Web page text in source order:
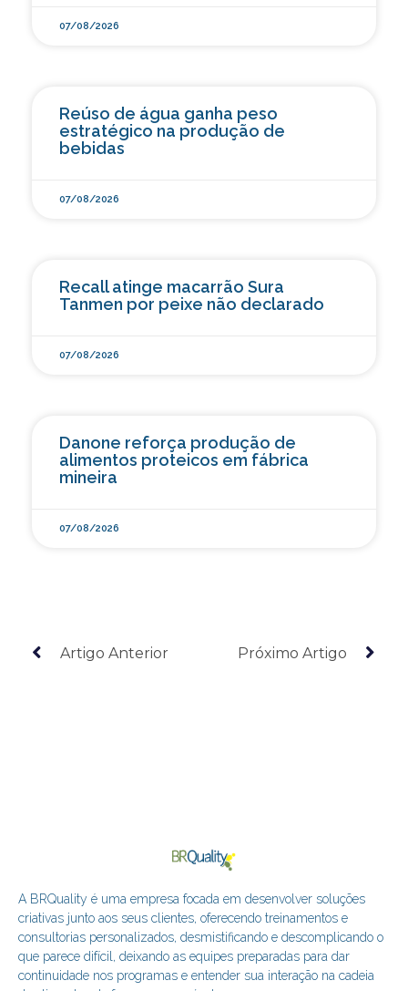
07/08/2026
Reúso de água ganha peso
estratégico na produção de
bebidas
07/08/2026
Recall atinge macarrão Sura
Tanmen por peixe não declarado
07/08/2026
Danone reforça produção de
alimentos proteicos em fábrica
mineira
07/08/2026
Artigo Anterior Próximo Artigo
A BRQuality é uma empresa focada em desenvolver soluções
criativas junto aos seus clientes, oferecendo treinamentos e
consultorias personalizados, desmistificando e descomplicando o
que parece difícil, deixando as equipes preparadas para dar
continuidade nos programas e entender sua interação na cadeia